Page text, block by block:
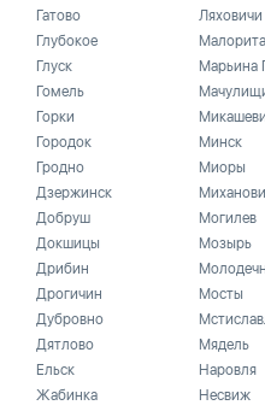
Гатово
Глубокое
Глуск
Гомель
Горки
Городок
Гродно
Дзержинск
Добруш
Докшицы
Дрибин
Дрогичин
Дубровно
Дятлово
Ельск
Жабинка
Ляховичи
Малорита
Марьина
Минск
Миоры
Могилев
Мозырь
Мосты
Мядель
Наровля
Несвиж